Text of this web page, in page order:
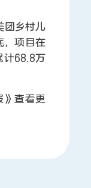
团乡村儿
，项目在
计68.8万
》查看更